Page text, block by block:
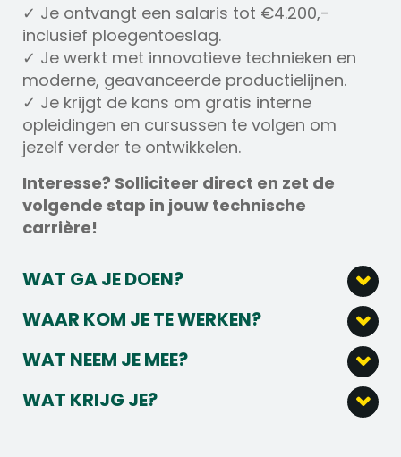
✓ Je ontvangt een salaris tot €4.200,-
inclusief ploegentoeslag.
✓ Je werkt met innovatieve technieken en
moderne, geavanceerde productielijnen.
✓ Je krijgt de kans om gratis interne
opleidingen en cursussen te volgen om
jezelf verder te ontwikkelen.
Interesse? Solliciteer direct en zet de
volgende stap in jouw technische
carrière!
WAT GA JE DOEN?
verantwoordelijk voor het bedienen,
instellen en ombouwen van
productiemachines binnen het
productieproces.
WAAR KOM JE TE WERKEN?
toonaangevende producent van metalen en
glazen verpakkingen voor enkele van de
grootste merken ter wereld. Met vestigingen
WAT NEEM JE MEE?
Een afgeronde technische mbo-opleiding,
bijvoorbeeld in de richting van
WAT KRIJG JE?